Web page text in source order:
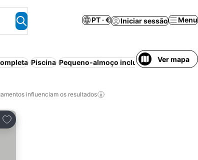
PT · € Iniciar sessão Menu
Piscina Pequeno-almoço incluído Aparthotel
Ver mapa
influenciam os resultados
Adicionar aos favoritos